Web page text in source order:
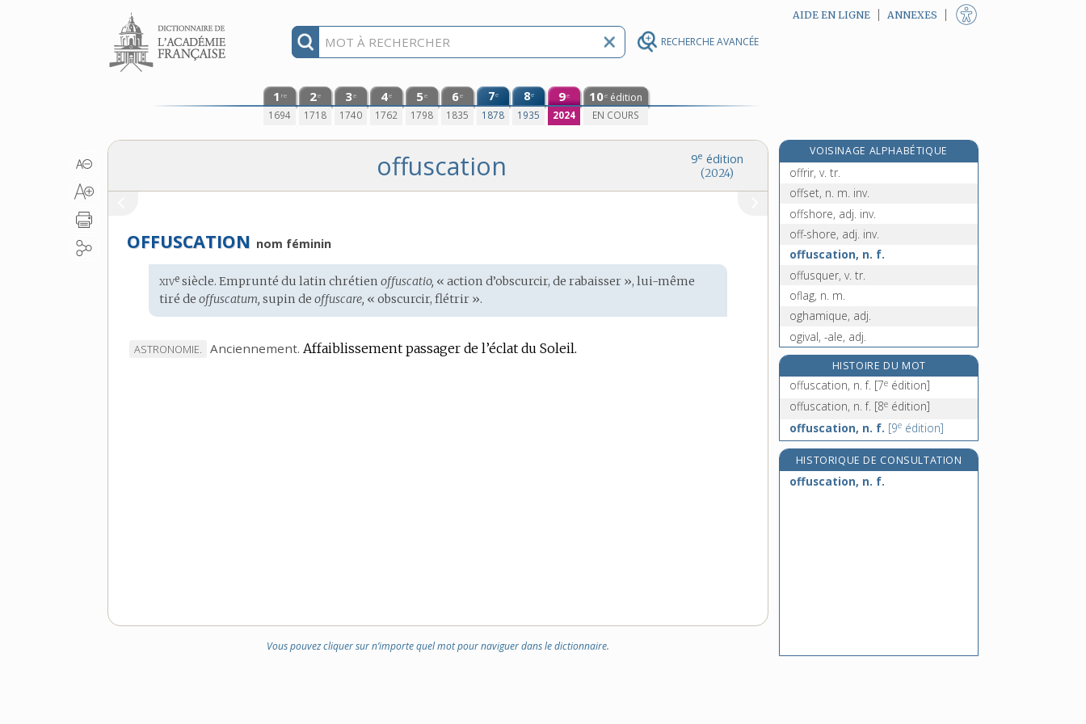
RECHERCHE AVANCÉE
Aller au contenu AIDE EN LIGNE ANNEXES
1 re
1694
2e
1718
3e
1740
4e
1762
5e
1798
6e
1835
7e
1878
8e
1935
9e
2024
10e édition
EN COURS
9e édition
(2024)
offuscation
OFFUSCATION nom féminin
Étymologie
:
xive siècle. Emprunté dulatin chrétien offuscatio, « action d’obscurcir, de rabaisser », lui-même
tiré deoffuscatum, supin deoffuscare, « obscurcir, flétrir ».
MARQUE
ASTRONOMIE. Anciennement. Affaiblissement passager de l’éclat du Soleil.
Vous pouvez cliquer sur n’importe quel mot pour naviguer dans le dictionnaire.
VOISINAGE ALPHABÉTIQUE
offre, n. f.
offrir, v. tr.
offset, n. m. inv.
offshore, adj. inv.
off-shore, adj. inv.
offuscation, n. f.
offusquer, v. tr.
oflag, n. m.
oghamique, adj.
ogival, -ale, adj.
ogive, n. f.
O.G.M., n. m.
ogre, ogresse, n.
HISTOIRE DU MOT
offuscation, n. f. [7e édition]
offuscation, n. f. [8e édition]
offuscation, n. f. [9e édition]
HISTORIQUE DE CONSULTATION
offuscation, n. f.